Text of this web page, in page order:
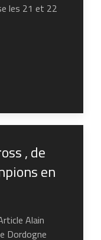
les 21 et 22
, de
en
Alain
Dordogne